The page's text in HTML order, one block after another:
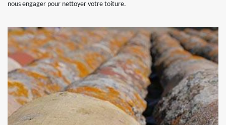
nous engager pour nettoyer votre toiture.